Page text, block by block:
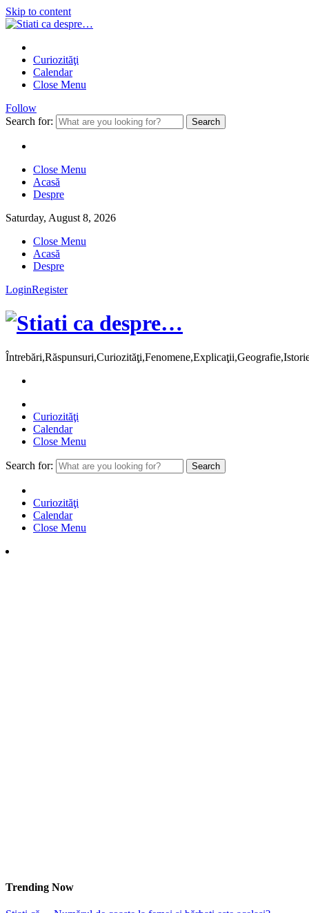
Skip to content
Curiozităţi
Calendar
Close Menu
Follow
Search for:
Close Menu
Acasă
Despre
Saturday, August 8, 2026
Close Menu
Acasă
Despre
LoginRegister
Curiozităţi
Calendar
Close Menu
Search for:
Curiozităţi
Calendar
Close Menu
Trending Now